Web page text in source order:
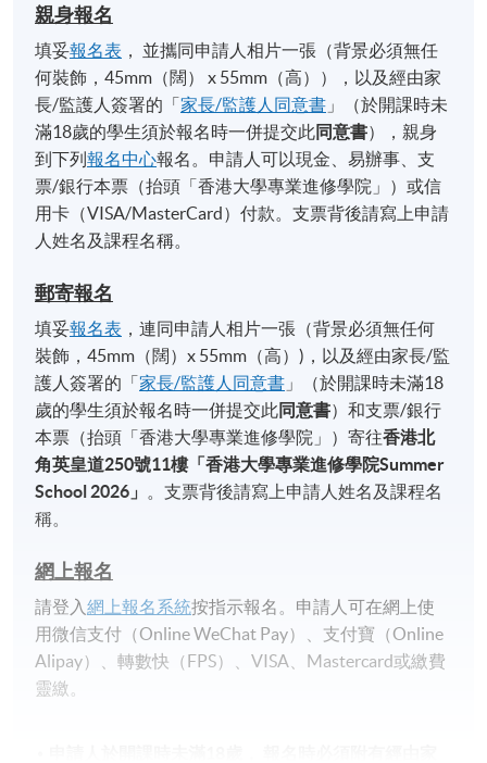
親身報名
填妥報名表 ， 並攜同申請人相片一張（背景必須無任
何裝飾，45mm（闊） x 55mm（高）），以及經由家
長/監護人簽署的「家長/監護人同意書 」（於開課時未
滿18歲的學生須於報名時一併提交此同意書），親身
到下列報名中心報名。申請人可以現金、易辦事、支
票/銀行本票（抬頭「香港大學專業進修學院」）或信
用卡（VISA/MasterCard）付款。支票背後請寫上申請
人姓名及課程名稱。
郵寄報名
填妥報名表 ，連同申請人相片一張（背景必須無任何
裝飾，45mm（闊）x 55mm（高）)，以及經由家長/監
護人簽署的「家長/監護人同意書 」（於開課時未滿18
歲的學生須於報名時一併提交此同意書）和支票/銀行
本票（抬頭「香港大學專業進修學院」）寄往香港北
角英皇道250號11樓「香港大學專業進修學院Summer
School 2026 」
。支票背後請寫上申請人姓名及課程名
稱。
網上報名
請登入網上報名系統按指示報名。申請人可在網上使
用微信支付（Online WeChat Pay）、支付寶（Online
Alipay）、轉數快（FPS）、VISA、Mastercard或繳費
靈繳。